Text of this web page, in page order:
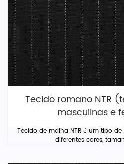
Tecido romano NTR
masculinas e
Tecido de malha NTR é um tipo
diferentes cores,